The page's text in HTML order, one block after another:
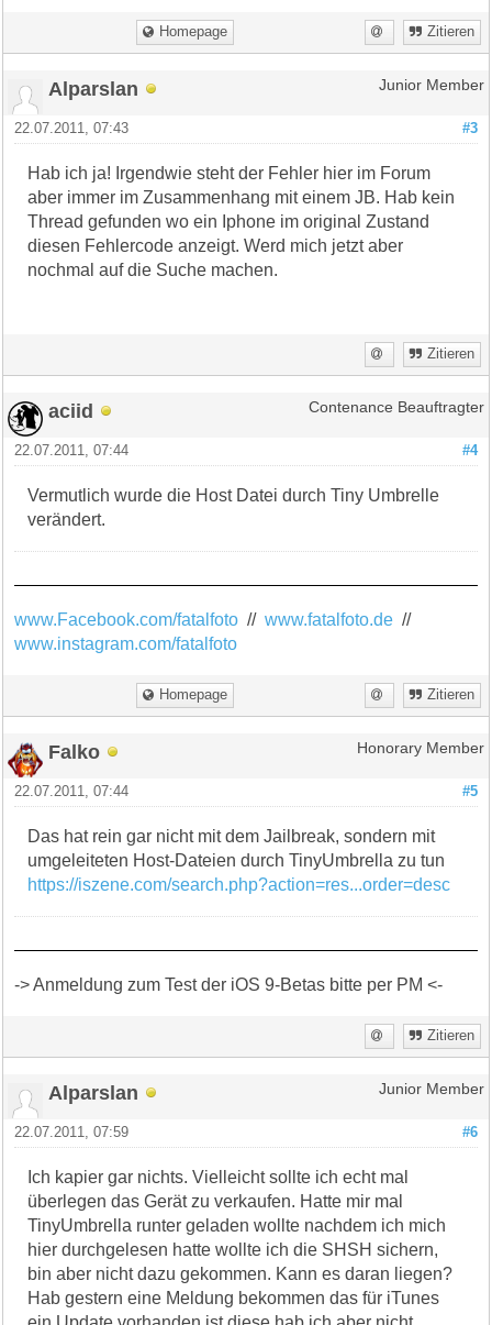
Homepage Zitieren
Alparslan Junior Member
#3
22.07.2011, 07:43
Hab ich ja! Irgendwie steht der Fehler hier im Forum
aber immer im Zusammenhang mit einem JB. Hab kein
Thread gefunden wo ein Iphone im original Zustand
diesen Fehlercode anzeigt. Werd mich jetzt aber
nochmal auf die Suche machen.
Zitieren
aciid Contenance Beauftragter
#4
22.07.2011, 07:44
Vermutlich wurde die Host Datei durch Tiny Umbrelle
verändert.
www.Facebook.com/fatalfoto //www.fatalfoto.de //
www.instagram.com/fatalfoto
Homepage Zitieren
Falko Honorary Member
#5
22.07.2011, 07:44
Das hat rein gar nicht mit dem Jailbreak, sondern mit
umgeleiteten Host-Dateien durch TinyUmbrella zu tun
https://iszene.com/search.php?action=res...order=desc
-> Anmeldung zum Test der iOS 9-Betas bitte per PM <-
Zitieren
Alparslan Junior Member
#6
22.07.2011, 07:59
Ich kapier gar nichts. Vielleicht sollte ich echt mal
überlegen das Gerät zu verkaufen. Hatte mir mal
TinyUmbrella runter geladen wollte nachdem ich mich
hier durchgelesen hatte wollte ich die SHSH sichern,
bin aber nicht dazu gekommen. Kann es daran liegen?
Hab gestern eine Meldung bekommen das für iTunes